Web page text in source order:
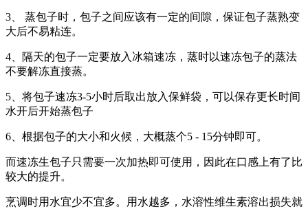
3、 蒸包子时，包子之间应该有一定的间隙，保证包子蒸熟变
大后不易粘连。
4、隔天的包子一定要放入冰箱速冻，蒸时以速冻包子的蒸法
不要解冻直接蒸。
5、将包子速冻3-5小时后取出放入保鲜袋，可以保存更长时间
水开后开始蒸包子
6、根据包子的大小和火候，大概蒸个5 - 15分钟即可。
而速冻生包子只需要一次加热即可使用，因此在口感上有了比
较大的提升。
烹调时用水宜少不宜多。用水越多，水溶性维生素溶出损失就